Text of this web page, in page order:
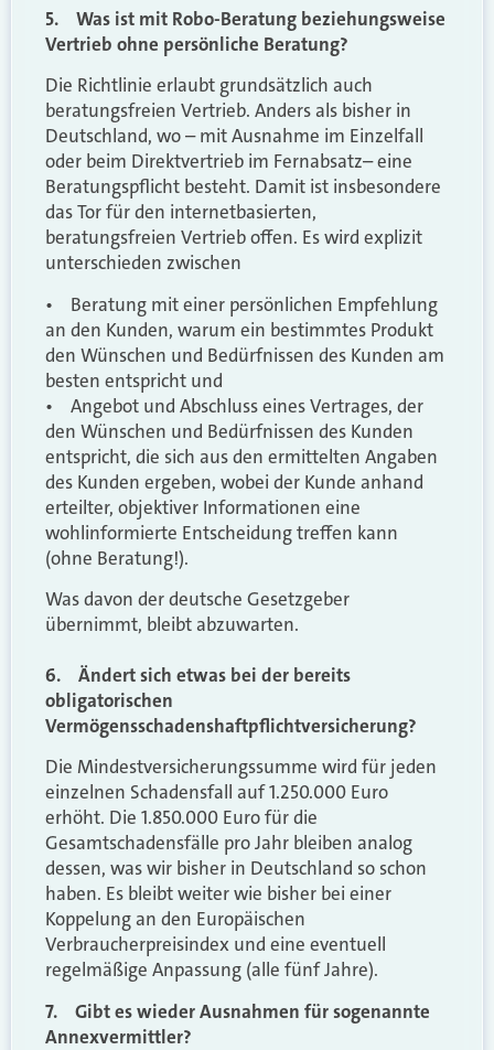
5. Was ist mit Robo-Beratung beziehungsweise
Vertrieb ohne persönliche Beratung?
Die Richtlinie erlaubt grundsätzlich auch
beratungsfreien Vertrieb. Anders als bisher in
Deutschland, wo – mit Ausnahme im Einzelfall
oder beim Direktvertrieb im Fernabsatz– eine
Beratungspflicht besteht. Damit ist insbesondere
das Tor für den internetbasierten,
beratungsfreien Vertrieb offen. Es wird explizit
unterschieden zwischen
• Beratung mit einer persönlichen Empfehlung
an den Kunden, warum ein bestimmtes Produkt
den Wünschen und Bedürfnissen des Kunden am
besten entspricht und
• Angebot und Abschluss eines Vertrages, der
den Wünschen und Bedürfnissen des Kunden
entspricht, die sich aus den ermittelten Angaben
des Kunden ergeben, wobei der Kunde anhand
erteilter, objektiver Informationen eine
wohlinformierte Entscheidung treffen kann
(ohne Beratung!).
Was davon der deutsche Gesetzgeber
übernimmt, bleibt abzuwarten.
6. Ändert sich etwas bei der bereits
obligatorischen
Vermögensschadenshaftpflichtversicherung?
Die Mindestversicherungssumme wird für jeden
einzelnen Schadensfall auf 1.250.000 Euro
erhöht. Die 1.850.000 Euro für die
Gesamtschadensfälle pro Jahr bleiben analog
dessen, was wir bisher in Deutschland so schon
haben. Es bleibt weiter wie bisher bei einer
Koppelung an den Europäischen
Verbraucherpreisindex und eine eventuell
regelmäßige Anpassung (alle fünf Jahre).
7. Gibt es wieder Ausnahmen für sogenannte
Annexvermittler?